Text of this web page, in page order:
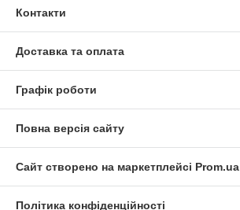
Контакти
Доставка та оплата
Графік роботи
Повна версія сайту
Сайт створено на маркетплейсі Prom.ua
Політика конфіденційності